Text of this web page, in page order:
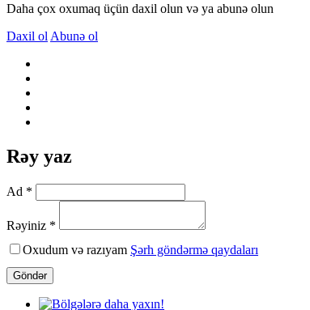
Daha çox oxumaq üçün daxil olun və ya abunə olun
Daxil ol Abunə ol
Rəy yaz
Ad *
Rəyiniz *
Oxudum və razıyam Şərh göndərmə qaydaları
Göndər